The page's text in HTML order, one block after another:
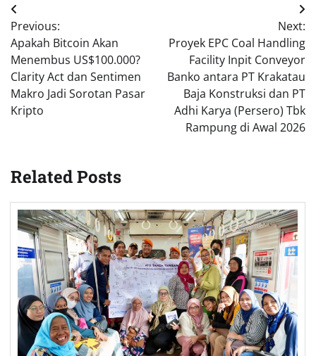
Post
navigation
Previous:
Apakah Bitcoin Akan
Menembus US$100.000?
Clarity Act dan Sentimen
Makro Jadi Sorotan Pasar
Kripto
Next:
Proyek EPC Coal Handling
Facility Inpit Conveyor
Banko antara PT Krakatau
Baja Konstruksi dan PT
Adhi Karya (Persero) Tbk
Rampung di Awal 2026
Related Posts